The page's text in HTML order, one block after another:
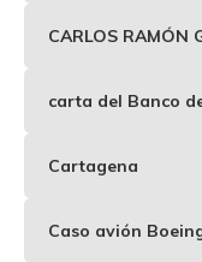
CARLOS RAMÓN
carta del Banco
Cartagena
Caso avión